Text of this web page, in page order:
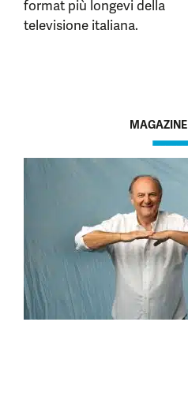
format più longevi della
televisione italiana.
MAGAZINE